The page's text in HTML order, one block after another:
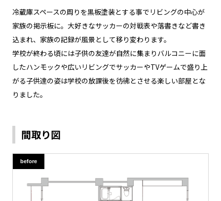
冷蔵庫スペースの周りを黒板塗装とする事でリビングの中心が
家族の掲示板に。大好きなサッカーの対戦表や落書きなど書き
込まれ、家族の記録が風景として移り変わります。
学校が終わる頃には子供の友達が自然に集まりバルコニーに面
したハンモックや広いリビングでサッカーやTVゲームで盛り上
がる子供達の姿は学校の放課後を彷彿とさせる楽しい部屋とな
りました。
間取り図
before